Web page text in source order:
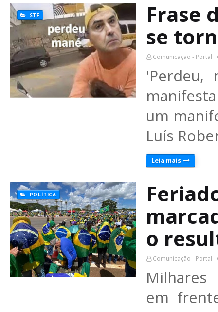
STF
Frase
se
Comunicação - Portal
'Perdeu,
um
Luís
Leia mais
POLÍTICA
o
Comunicação - Portal
Milhares
em